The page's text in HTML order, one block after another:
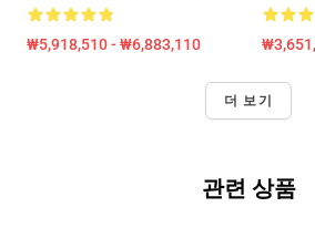
₩5,918,510 - ₩6,883,110
더 보기
관련 상품